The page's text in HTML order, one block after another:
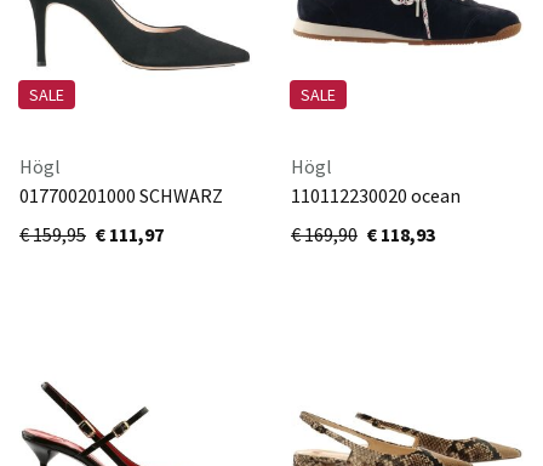
SALE
Högl
017700201000 SCHWARZ
€ 159,95 € 111,97
SALE
Högl
110112230020 ocean
€ 169,90 € 118,93